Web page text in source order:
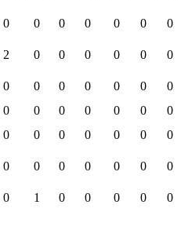
0 0 0 0 0 0 0
2 0 0 0 0 0 0
0 0 0 0 0 0
0
0 0 0 0 0 0
0
0 0 0 0 0 0 0
0 0 0 0 0 0 0
0 1 0 0 0 0 0